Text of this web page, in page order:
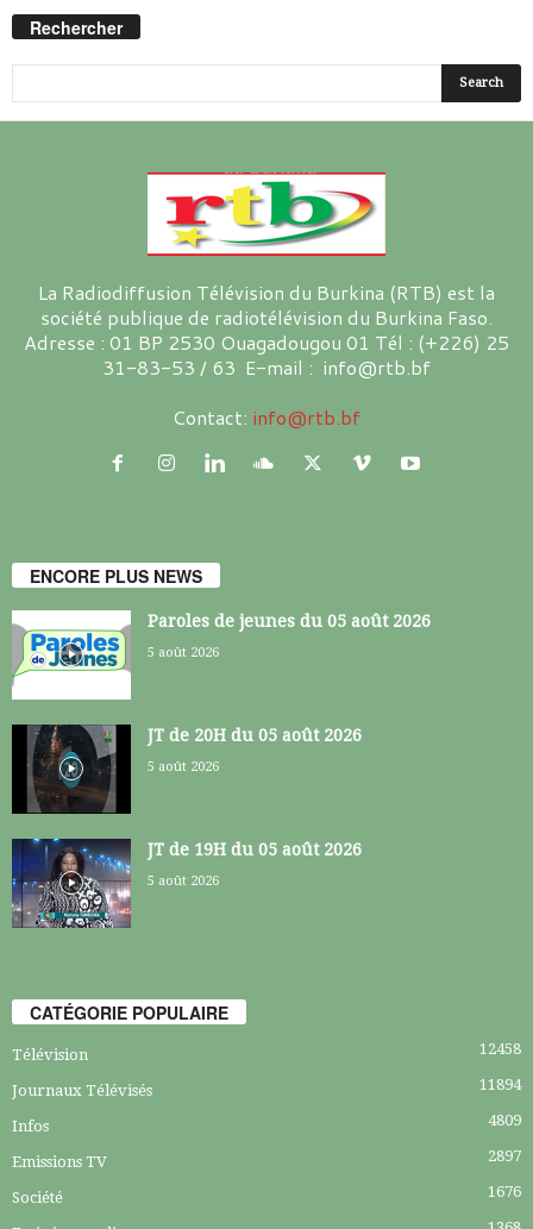
Rechercher
La Radiodiffusion Télévision du Burkina (RTB) est la
société publique de radiotélévision du Burkina Faso.
Adresse : 01 BP 2530 Ouagadougou 01 Tél : (+226) 25
31-83-53 / 63 E-mail : info@rtb.bf
Contact: info@rtb.bf
ENCORE PLUS NEWS
Paroles de jeunes du 05 août 2026
5 août 2026
JT de 20H du 05 août 2026
5 août 2026
JT de 19H du 05 août 2026
5 août 2026
CATÉGORIE POPULAIRE
Télévision 12458
Journaux Télévisés 11894
Infos 4809
Emissions TV 2897
Société 1676